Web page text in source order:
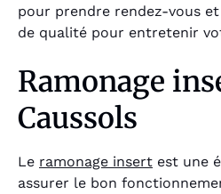
pour prendre rendez-vous
de qualité pour entretenir
Ramonage
Caussols
Le ramonage insert est une
assurer le bon